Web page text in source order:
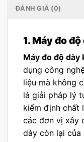
ĐÁNH GIÁ (0)
1. Máy đo
Máy đo độ dày
dụng công
liệu mà không
là giải pháp lý
kiểm định chất
các đơn vị xây
dày còn lại của